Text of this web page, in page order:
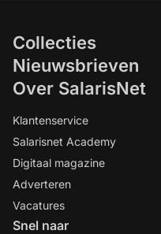
Collecties
Nieuwsbrieven
Over SalarisNet
Klantenservice
Salarisnet Academy
Digitaal magazine
Adverteren
Vacatures
Snel naar